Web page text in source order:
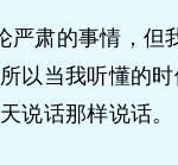
肃的事情，但
以当我听懂的
说话那样说话。